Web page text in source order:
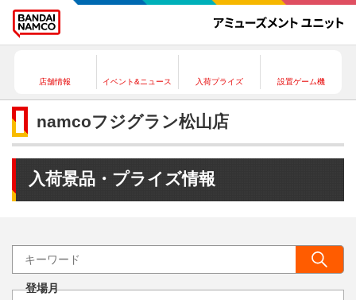
店舗情報 イベント&ニュース 入荷プライズ 設置ゲーム機
namcoフジグラン松山店
入荷景品・プライズ情報
登場月